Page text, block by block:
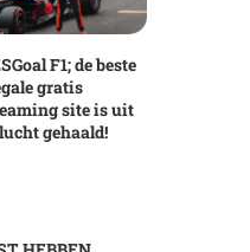
F1; de beste
gratis
site is uit
gehaald!